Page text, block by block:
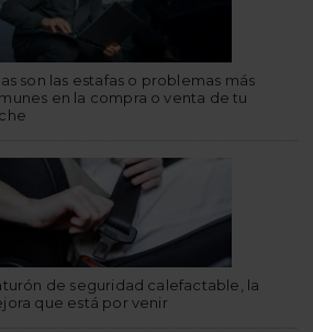
son las estafas o problemas más
en la compra o venta de tu
de seguridad calefactable, la
que está por venir